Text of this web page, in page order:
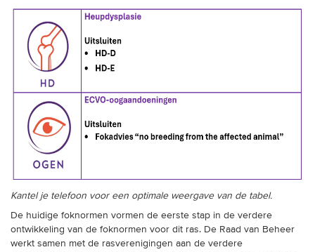
Kantel je telefoon voor een optimale weergave van de tabel.
De huidige foknormen vormen de eerste stap in de verdere
ontwikkeling van de foknormen voor dit ras. De Raad van Beheer
werkt samen met de rasverenigingen aan de verdere